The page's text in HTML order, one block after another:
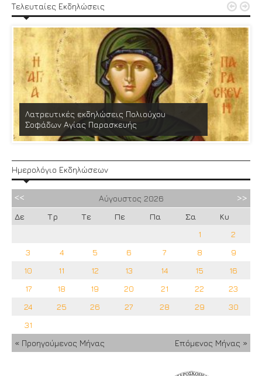
Τελευταίες Εκδηλώσεις
Λατρευτικές εκδηλώσεις Πολιούχου
Σοφάδων Αγίας Παρασκευής
 
Ημερολόγιο Εκδηλώσεων
Αύγουστος 2026
Δε
Τρ Τε Πε Πα Σα
Κυ
1
2
3
4 5 6 7 8
9
10
11 12 13 14 15
16
17
18 19 20 21 22
23
24
25 26 27 28 29
30
31
« Προηγούμενος Μήνας
Επόμενος Μήνας »